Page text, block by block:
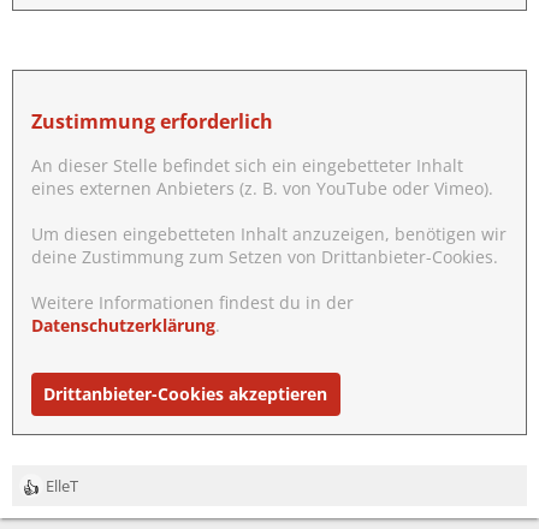
Zustimmung erforderlich
An dieser Stelle befindet sich ein eingebetteter Inhalt
eines externen Anbieters (z. B. von YouTube oder Vimeo).
Um diesen eingebetteten Inhalt anzuzeigen, benötigen wir
deine Zustimmung zum Setzen von Drittanbieter-Cookies.
Weitere Informationen findest du in der
Datenschutzerklärung.
Drittanbieter-Cookies akzeptieren
R
e
ElleT